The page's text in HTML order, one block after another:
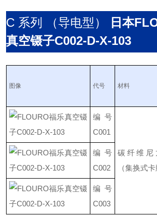
C 系列 （导电型） 日本
真空镊子C002-D-X-103
图像 代号 材料
编号
C001
碳纤维尼
（集换式卡
编号
C002
编号
C003